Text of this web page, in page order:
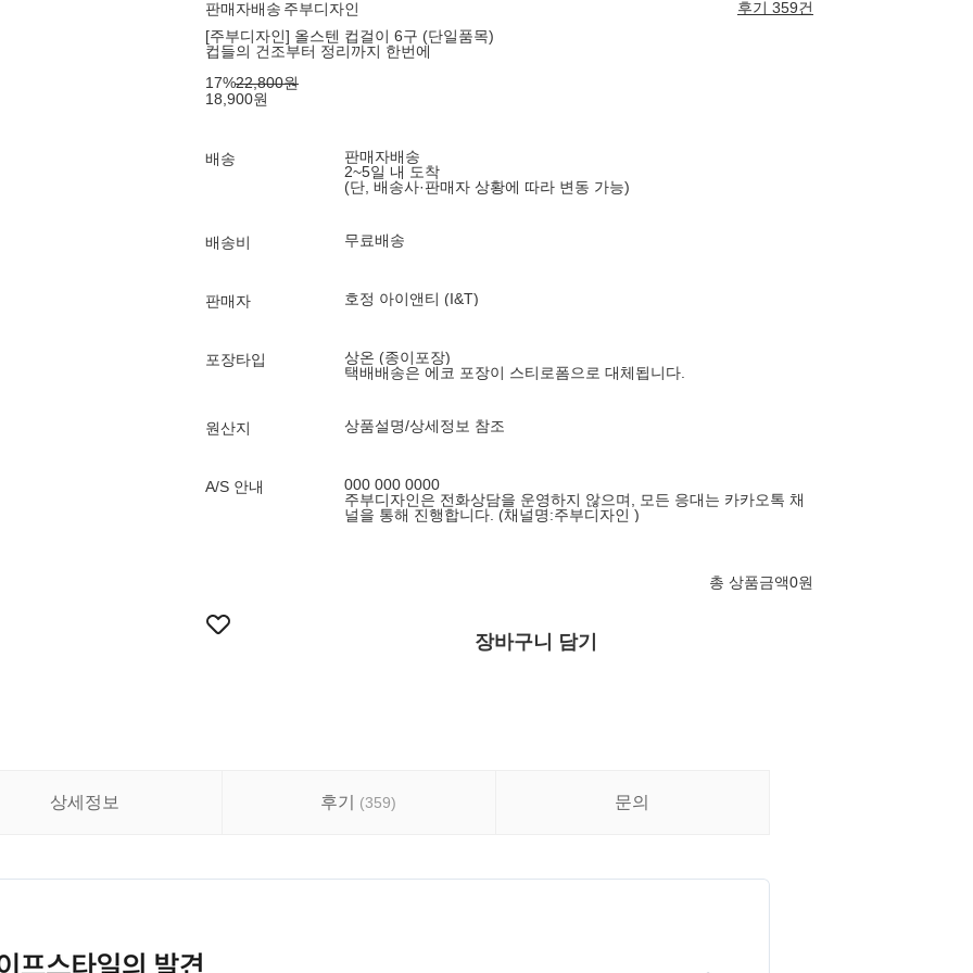
판매자배송 주부디자인
후기 359건
[주부디자인] 올스텐 컵걸이 6구 (단일품목)
컵들의 건조부터 정리까지 한번에
17%22,800원
18,900원
배송
판매자배송
2~5일 내 도착
(단, 배송사·판매자 상황에 따라 변동 가능)
배송비 무료배송
판매자 호정 아이앤티 (I&T)
포장타입
상온 (종이포장)
택배배송은 에코 포장이 스티로폼으로 대체됩니다.
원산지 상품설명/상세정보 참조
A/S 안내
000 000 0000
주부디자인은 전화상담을 운영하지 않으며, 모든 응대는 카카오톡 채
널을 통해 진행합니다. (채널명:주부디자인 )
총 상품금액0원
장바구니 담기
상세정보 후기 (359) 문의